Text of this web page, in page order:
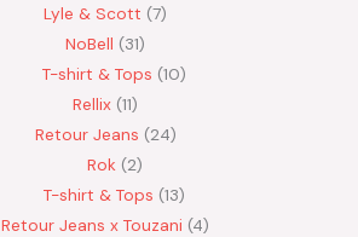
Lyle & Scott 7
NoBell
31
T-shirt & Tops 10
Rellix 11
Retour Jeans 24
Rok 2
T-shirt & Tops 13
Retour Jeans x Touzani 4